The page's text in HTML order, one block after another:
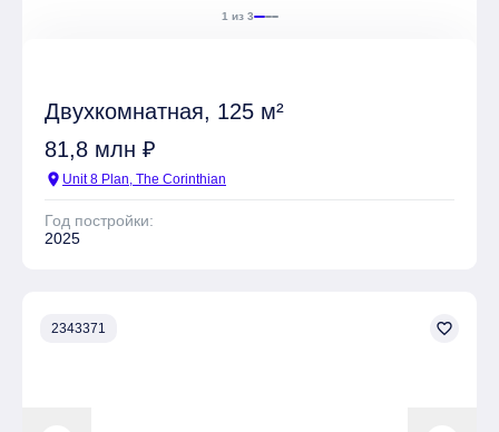
1 из 3
Двухкомнатная, 125 м²
81,8 млн ₽
location_on Unit 8 Plan, The Corinthian
Год постройки:
2025
2343371 favorite_border